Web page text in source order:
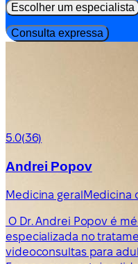
Escolher um especialista
Consulta expressa
5.0(36)
Andrei Popov
Medicina geralMedicina
O Dr. Andrei Popov é
especializada no
videoconsultas para